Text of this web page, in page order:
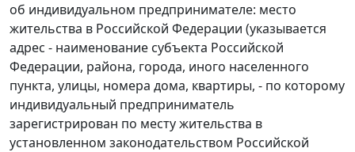
об индивидуальном предпринимателе: место
жительства в Российской Федерации (указывается
адрес - наименование субъекта Российской
Федерации, района, города, иного населенного
пункта, улицы, номера дома, квартиры, - по которому
индивидуальный предприниматель
зарегистрирован по месту жительства в
установленном законодательством Российской